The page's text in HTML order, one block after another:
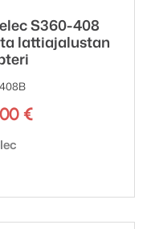
S360-408
lattiajalustan
€